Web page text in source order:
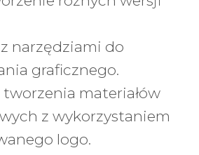
narzędziami do
graficznego.
materiałów
z wykorzystaniem
logo.